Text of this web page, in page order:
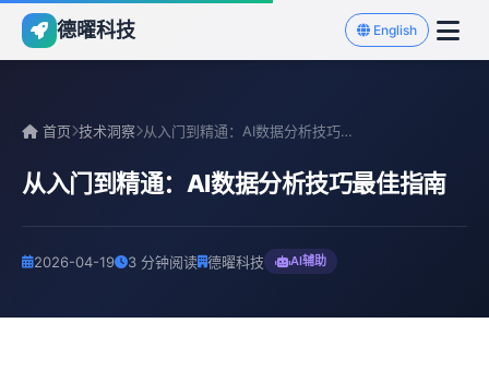
德曜科技 English
首页 技术洞察 从入门到精通：AI数据分析技巧最佳指南
从入门到精通：AI数据分析技巧最佳指南
2026-04-19 3 分钟阅读 德曜科技 AI辅助